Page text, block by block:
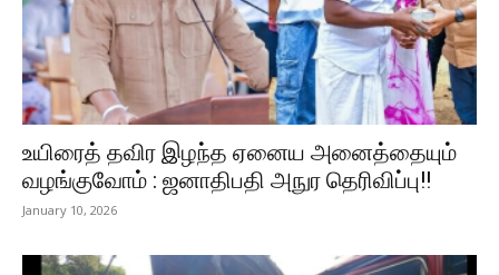
உயிரைத் தவிர இழந்த ஏனைய அனைத்தையும்
வழங்குவோம் : ஜனாதிபதி அநுர தெரிவிப்பு!!
January 10, 2026